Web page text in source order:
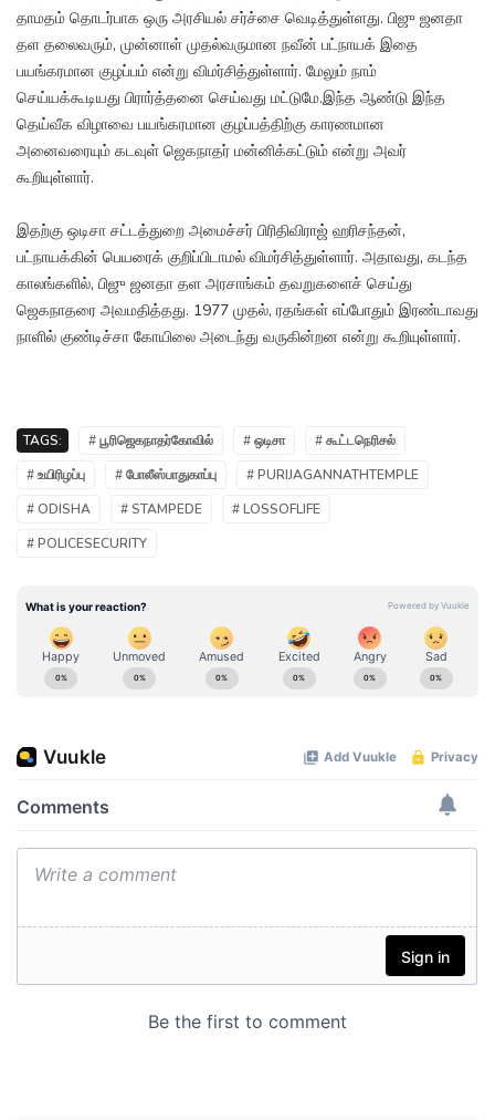
தாமதம் தொடர்பாக ஒரு அரசியல் சர்ச்சை வெடித்துள்ளது. பிஜு ஜனதா
தள தலைவரும், முன்னாள் முதல்வருமான நவீன் பட்நாயக் இதை
பயங்கரமான குழப்பம் என்று விமர்சித்துள்ளார். மேலும் நாம்
செய்யக்கூடியது பிரார்த்தனை செய்வது மட்டுமே.இந்த ஆண்டு இந்த
தெய்வீக விழாவை பயங்கரமான குழப்பத்திற்கு காரணமான
அனைவரையும் கடவுள் ஜெகநாதர் மன்னிக்கட்டும் என்று அவர்
கூறியுள்ளார்.
இதற்கு ஒடிசா சட்டத்துறை அமைச்சர் பிரிதிவிராஜ் ஹரிசந்தன்,
பட்நாயக்கின் பெயரைக் குறிப்பிடாமல் விமர்சித்துள்ளார். அதாவது, கடந்த
காலங்களில், பிஜு ஜனதா தள அரசாங்கம் தவறுகளைச் செய்து
ஜெகநாதரை அவமதித்தது. 1977 முதல், ரதங்கள் எப்போதும் இரண்டாவது
நாளில் குண்டிச்சா கோயிலை அடைந்து வருகின்றன என்று கூறியுள்ளார்.
TAGS: # பூரிஜெகநாதர்கோவில் # ஒடிசா
# கூட்டநெரிசல்
# உயிரிழப்பு
# போலீஸ்பாதுகாப்பு
# PURIJAGANNATHTEMPLE
# ODISHA
# STAMPEDE
# LOSSOFLIFE
# POLICESECURITY